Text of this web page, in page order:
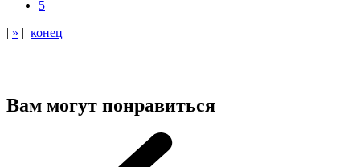
5
| » | конец
Вам могут понравиться